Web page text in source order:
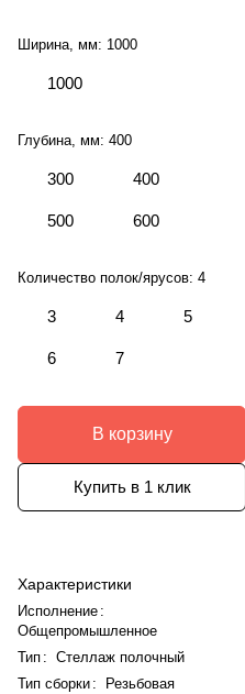
Ширина, мм: 1000
1000
Глубина, мм: 400
300 400
500 600
Количество полок/ярусов: 4
3 4 5
6 7
В корзину
Купить в 1 клик
Характеристики
Исполнение :
Общепромышленное
Тип : Стеллаж полочный
Тип сборки:
Резьбовая